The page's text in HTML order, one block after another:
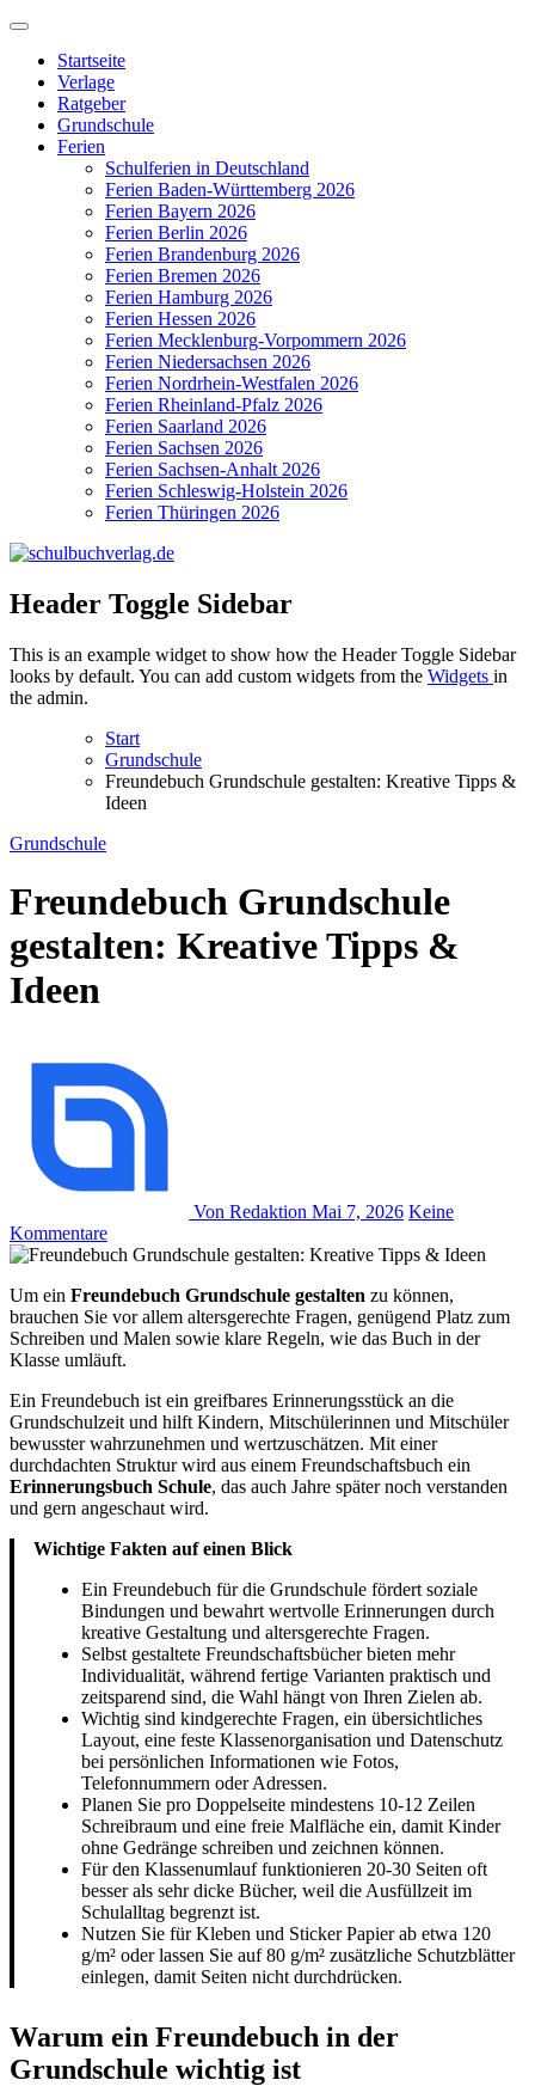
Zum
springenStartseite
Verlage
Ratgeber
Grundschule
Ferien
Schulferien in Deutschland
Ferien Baden-Württemberg 2026
Ferien Bayern 2026
Ferien Berlin 2026
Ferien Brandenburg 2026
Ferien Bremen 2026
Ferien Hamburg 2026
Ferien Hessen 2026
Ferien Mecklenburg-Vorpommern 2026
Ferien Niedersachsen 2026
Ferien Nordrhein-Westfalen 2026
Ferien Rheinland-Pfalz 2026
Ferien Saarland 2026
Ferien Sachsen 2026
Ferien Sachsen-Anhalt 2026
Ferien Schleswig-Holstein 2026
Ferien Thüringen 2026
schulbuchverlag.de
Header Toggle Sidebar
This is an example widget to show how the Header Toggle Sidebar
looks by default. You can add custom widgets from the Widgets in
the admin.
Start
Grundschule
Freundebuch Grundschule gestalten: Kreative Tipps &
Ideen
Grundschule
Freundebuch Grundschule
gestalten: Kreative Tipps &
Ideen
Von Redaktion Mai 7, 2026 Keine
Kommentare
Um ein Freundebuch Grundschule gestalten zu können,
brauchen Sie vor allem altersgerechte Fragen, genügend Platz zum
Schreiben und Malen sowie klare Regeln, wie das Buch in der
Klasse umläuft.
Ein Freundebuch ist ein greifbares Erinnerungsstück an die
Grundschulzeit und hilft Kindern, Mitschülerinnen und Mitschüler
bewusster wahrzunehmen und wertzuschätzen. Mit einer
durchdachten Struktur wird aus einem Freundschaftsbuch ein
Erinnerungsbuch Schule, das auch Jahre später noch verstanden
und gern angeschaut wird.
Wichtige Fakten auf einen Blick
Ein Freundebuch für die Grundschule fördert soziale
Bindungen und bewahrt wertvolle Erinnerungen durch
kreative Gestaltung und altersgerechte Fragen.
Selbst gestaltete Freundschaftsbücher bieten mehr
Individualität, während fertige Varianten praktisch und
zeitsparend sind, die Wahl hängt von Ihren Zielen ab.
Wichtig sind kindgerechte Fragen, ein übersichtliches
Layout, eine feste Klassenorganisation und Datenschutz
bei persönlichen Informationen wie Fotos,
Telefonnummern oder Adressen.
Planen Sie pro Doppelseite mindestens 10-12 Zeilen
Schreibraum und eine freie Malfläche ein, damit Kinder
ohne Gedränge schreiben und zeichnen können.
Für den Klassenumlauf funktionieren 20-30 Seiten oft
besser als sehr dicke Bücher, weil die Ausfüllzeit im
Schulalltag begrenzt ist.
Nutzen Sie für Kleben und Sticker Papier ab etwa 120
g/m² oder lassen Sie auf 80 g/m² zusätzliche Schutzblätter
einlegen, damit Seiten nicht durchdrücken.
Warum ein Freundebuch in der
Grundschule wichtig ist